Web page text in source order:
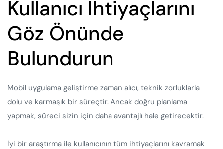
Kullanıcı İhtiyaçlarını
Göz Önünde
Bulundurun
Mobil uygulama geliştirme zaman alıcı, teknik zorluklarla
dolu ve karmaşık bir süreçtir. Ancak doğru planlama
yapmak, süreci sizin için daha avantajlı hale getirecektir.
İyi bir araştırma ile kullanıcının tüm ihtiyaçlarını kavramak